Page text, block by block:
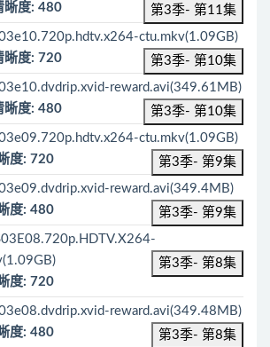
第3季- 第11集
晰度: 480
ctu.mkv(1.09GB)
第3季- 第10集
晰度: 720
reward.avi(349.61MB)
第3季- 第10集
晰度: 480
ctu.mkv(1.09GB)
第3季- 第9集
度: 720
reward.avi(349.4MB)
第3季- 第9集
度: 480
第3季- 第8集
度: 720
reward.avi(349.48MB)
第3季- 第8集
度: 480